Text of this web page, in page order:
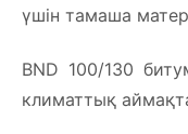
үшін тамаша
BND 100/130
климаттық